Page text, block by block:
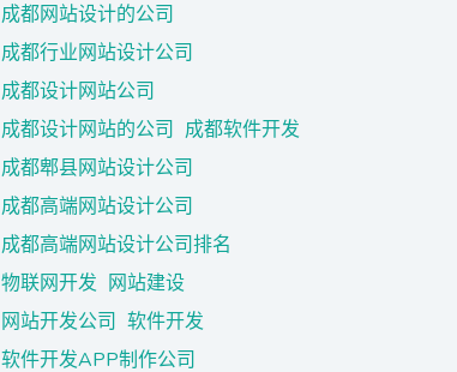
成都网站设计的公司
成都行业网站设计公司
成都设计网站公司
成都设计网站的公司 成都软件开发
成都郫县网站设计公司
成都高端网站设计公司
成都高端网站设计公司排名
物联网开发 网站建设
网站开发公司 软件开发
软件开发APP制作公司